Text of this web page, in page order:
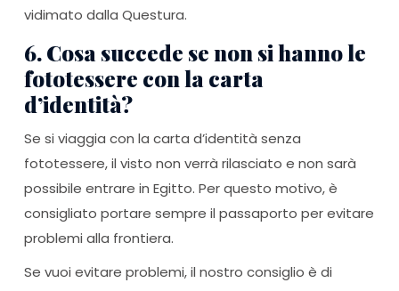
vidimato dalla Questura.
6. Cosa succede se non si hanno le
fototessere con la carta
d’identità?
Se si viaggia con la carta d’identità senza
fototessere, il visto non verrà rilasciato e non sarà
possibile entrare in Egitto. Per questo motivo, è
consigliato portare sempre il passaporto per evitare
problemi alla frontiera.
Se vuoi evitare problemi, il nostro consiglio è di